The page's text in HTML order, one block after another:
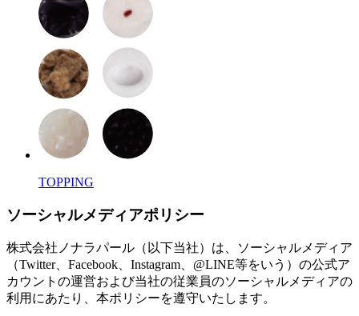
TOPPING
ソーシャルメディアポリシー
株式会社ノナラパール（以下当社）は、ソーシャルメディア
（Twitter、Facebook、Instagram、@LINE等をいう）の公式ア
カウントの運営および当社の従業員のソーシャルメディアの
利用にあたり、本ポリシーを遵守いたします。